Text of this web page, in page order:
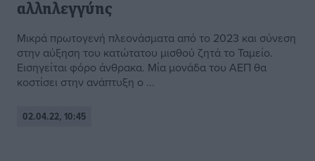
αλληλεγγύης
Μικρά πρωτογενή πλεονάσματα από το 2023 και σύνεση
στην αύξηση του κατώτατου μισθού ζητά το Ταμείο.
Εισηγείται φόρο άνθρακα. Μία μονάδα του ΑΕΠ θα
κοστίσει στην ανάπτυξη ο ...
02.04.22, 10:45